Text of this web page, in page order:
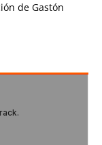
de Gastón